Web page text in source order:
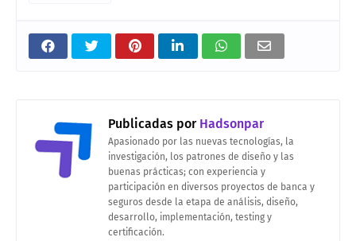
Publicadas porHadsonpar
Apasionado por las nuevas tecnologías, la
investigación, los patrones de diseño y las
buenas prácticas; con experiencia y
participación en diversos proyectos de banca y
seguros desde la etapa de análisis, diseño,
desarrollo, implementación, testing y
certificación.